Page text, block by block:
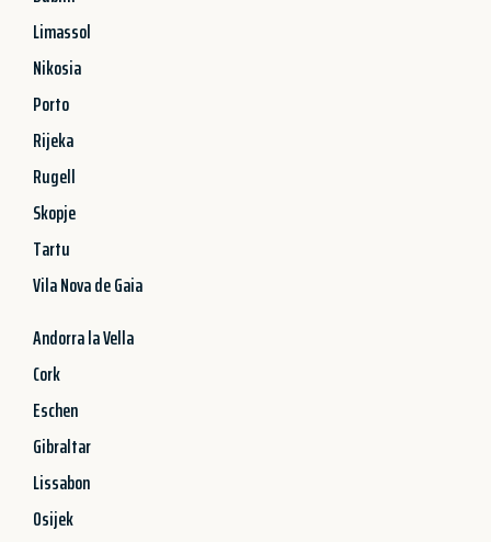
Limassol
Nikosia
Porto
Rijeka
Rugell
Skopje
Tartu
Vila Nova de Gaia
Andorra la Vella
Cork
Eschen
Gibraltar
Lissabon
Osijek